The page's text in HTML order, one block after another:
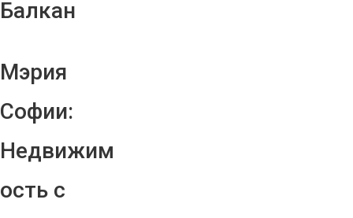
Балкан
Мэрия
Софии:
Недвижим
ость с